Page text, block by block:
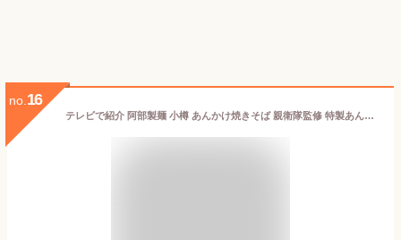
no. 16
テレビで紹介 阿部製麺 小樽 あんかけ焼きそば 親衛隊監修 特製あんかけソース付 箱入り3個セット 【常】ケンミンショー ソウルフード ご当地グルメ B-1 グランプリ やきそば ヤキソバ マツコの知らない世界